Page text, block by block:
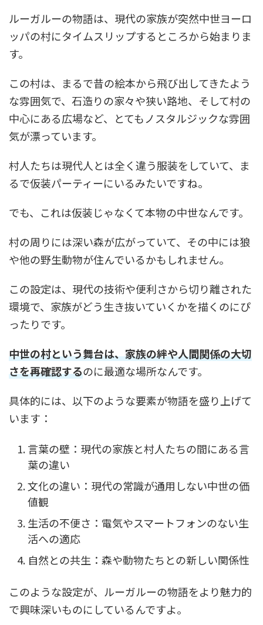
ルーガルーの物語は、現代の家族が突然中世ヨーロ
ッパの村にタイムスリップするところから始まりま
す。
この村は、まるで昔の絵本から飛び出してきたよう
な雰囲気で、石造りの家々や狭い路地、そして村の
中心にある広場など、とてもノスタルジックな雰囲
気が漂っています。
村人たちは現代人とは全く違う服装をしていて、ま
るで仮装パーティーにいるみたいですね。
でも、これは仮装じゃなくて本物の中世なんです。
村の周りには深い森が広がっていて、その中には狼
や他の野生動物が住んでいるかもしれません。
この設定は、現代の技術や便利さから切り離された
環境で、家族がどう生き抜いていくかを描くのにぴ
ったりです。
中世の村という舞台は、家族の絆や人間関係の大切
さを再確認するのに最適な場所なんです。
具体的には、以下のような要素が物語を盛り上げて
います：
言葉の壁：現代の家族と村人たちの間にある言
葉の違い
文化の違い：現代の常識が通用しない中世の価
値観
生活の不便さ：電気やスマートフォンのない生
活への適応
自然との共生：森や動物たちとの新しい関係性
このような設定が、ルーガルーの物語をより魅力的
で興味深いものにしているんですよ。